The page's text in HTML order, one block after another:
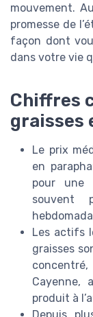
mouvement.
promesse de
façon dont
dans votre vie
Chiffres
graisses
Le prix
en
pour une
souvent
Les actifs
graisses
Cayenne,
produit à